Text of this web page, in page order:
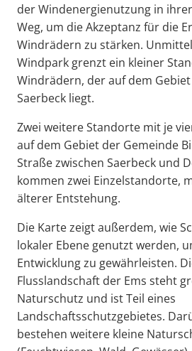
der Windenergienutzung in
Weg, um die Akzeptanz für die
Windrädern zu stärken.
Windpark grenzt ein kleiner
Windrädern, der auf dem
Saerbeck liegt.
Zwei weitere Standorte mit je
auf dem Gebiet der Gemeinde
Straße zwischen Saerbeck und
kommen zwei Einzelstandorte,
älterer Entstehung.
Die Karte zeigt außerdem, wie
lokaler Ebene genutzt werden,
Entwicklung zu gewährleisten.
Flusslandschaft der Ems steht
Naturschutz und ist Teil eines
Landschaftsschutzgebietes.
bestehen weitere kleine